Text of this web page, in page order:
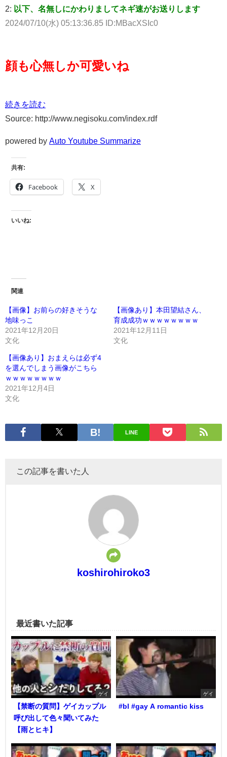
2: 以下、名無しにかわりましてネギ速がお送りします
2024/07/10(水) 05:13:36.85 ID:MBacXSIc0
顔も心無しか可愛いね
続きを読む
Source: http://www.negisoku.com/index.rdf
powered by Auto Youtube Summarize
共有:
Facebook X
いいね:
関連
【画像】お前らの好きそうな
地味っこ
2021年12月20日
文化
【画像あり】本田望結さん、
育成成功ｗｗｗｗｗｗｗｗ
2021年12月11日
文化
【画像あり】おまえらは必ず4
を選んでしまう画像がこちら
ｗｗｗｗｗｗｗｗ
2021年12月4日
文化
LINE
この記事を書いた人
koshirohiroko3
最近書いた記事
ゲイ
【禁断の質問】ゲイカップル
呼び出して色々聞いてみた
【雨とヒキ】
ゲイ
#bl #gay A romantic kiss